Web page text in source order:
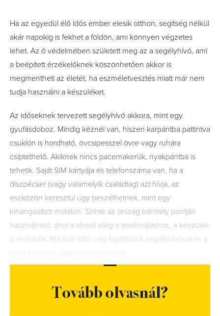
Ha az egyedül élő idős ember elesik otthon, segítség nélkül
akár napokig is fekhet a földön, ami könnyen végzetes
lehet. Az ő védelmében született meg az a segélyhívó, ami
a beépített érzékelőknek köszönhetően akkor is
megmentheti az életét, ha eszméletvesztés miatt már nem
tudja használni a készüléket.
Az időseknek tervezett segélyhívó akkora, mint egy
gyufásdoboz. Mindig kéznél van, hiszen karpántba pattintva
csuklón is hordható, övcsipesszel övre vagy ruhára
csíptethető. Akiknek nincs pacemakerük, nyakpántba is
tehetik. Saját SIM kártyája és telefonszáma van, ha a
diszpécser (vagy valamelyik családtag) azt hívja, az
eszközön keresztül úgy beszélhetnek, mint egy
kihangosított mobilon. Szinte az ország bármely pontján
használható: ahol a térerő elég a telefonáláshoz, a készülék
is működik. Ma már több cég foglalkozik segélyhívóval és a
Tovább olvasnál?